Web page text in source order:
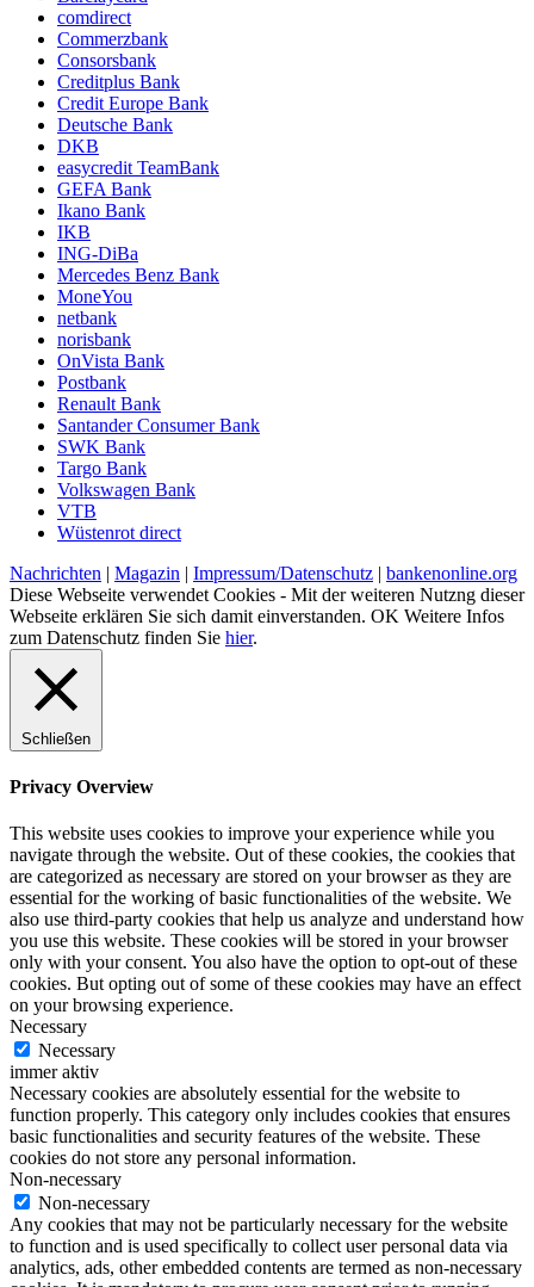
comdirect
Commerzbank
Consorsbank
Creditplus Bank
Credit Europe Bank
Deutsche Bank
DKB
easycredit TeamBank
GEFA Bank
Ikano Bank
IKB
ING-DiBa
Mercedes Benz Bank
MoneYou
netbank
norisbank
OnVista Bank
Postbank
Renault Bank
Santander Consumer Bank
SWK Bank
Targo Bank
Volkswagen Bank
VTB
Wüstenrot direct
Nachrichten | Magazin | Impressum/Datenschutz | bankenonline.org
Diese Webseite verwendet Cookies - Mit der weiteren Nutzng dieser
Webseite erklären Sie sich damit einverstanden. OK Weitere Infos
zum Datenschutz finden Sie hier.
Schließen
Privacy Overview
This website uses cookies to improve your experience while you
navigate through the website. Out of these cookies, the cookies that
are categorized as necessary are stored on your browser as they are
essential for the working of basic functionalities of the website. We
also use third-party cookies that help us analyze and understand how
you use this website. These cookies will be stored in your browser
only with your consent. You also have the option to opt-out of these
cookies. But opting out of some of these cookies may have an effect
on your browsing experience.
Necessary
Necessary
immer aktiv
Necessary cookies are absolutely essential for the website to
function properly. This category only includes cookies that ensures
basic functionalities and security features of the website. These
cookies do not store any personal information.
Non-necessary
Non-necessary
Any cookies that may not be particularly necessary for the website
to function and is used specifically to collect user personal data via
analytics, ads, other embedded contents are termed as non-necessary